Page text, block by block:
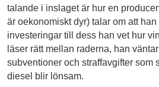
talande i inslaget är hur en
är oekonomiskt dyr) talar om att
investeringar till dess han vet hur
läser rätt mellan raderna, han
subventioner och straffavgifter som
diesel blir lönsam.